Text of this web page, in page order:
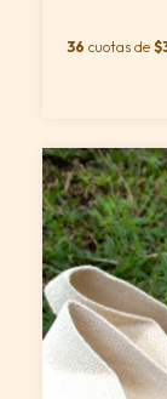
36 cuotas de